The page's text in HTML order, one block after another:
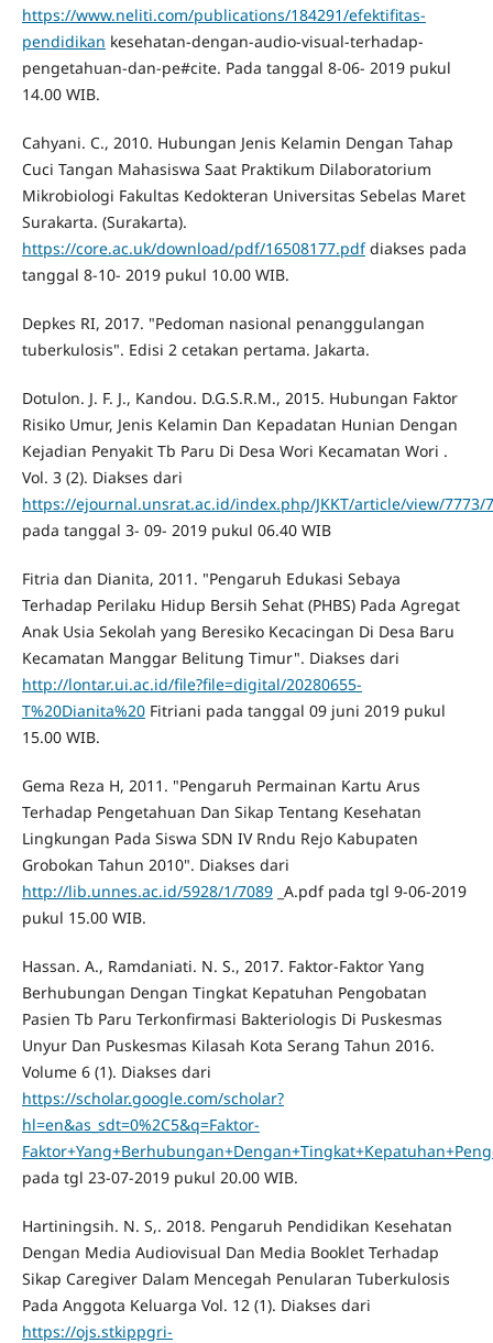
https://www.neliti.com/publications/184291/efektifitas-
pendidikan kesehatan-dengan-audio-visual-terhadap-
pengetahuan-dan-pe#cite. Pada tanggal 8-06- 2019 pukul
14.00 WIB.
Cahyani. C., 2010. Hubungan Jenis Kelamin Dengan Tahap
Cuci Tangan Mahasiswa Saat Praktikum Dilaboratorium
Mikrobiologi Fakultas Kedokteran Universitas Sebelas Maret
Surakarta. (Surakarta).
https://core.ac.uk/download/pdf/16508177.pdfdiakses pada
tanggal 8-10- 2019 pukul 10.00 WIB.
Depkes RI, 2017. "Pedoman nasional penanggulangan
tuberkulosis". Edisi 2 cetakan pertama. Jakarta.
Dotulon. J. F. J., Kandou. D.G.S.R.M., 2015. Hubungan Faktor
Risiko Umur, Jenis Kelamin Dan Kepadatan Hunian Dengan
Kejadian Penyakit Tb Paru Di Desa Wori Kecamatan Wori .
Vol. 3 (2). Diakses dari
https://ejournal.unsrat.ac.id/index.php/JKKT/article/view/7773/
pada tanggal 3- 09- 2019 pukul 06.40 WIB
Fitria dan Dianita, 2011. "Pengaruh Edukasi Sebaya
Terhadap Perilaku Hidup Bersih Sehat (PHBS) Pada Agregat
Anak Usia Sekolah yang Beresiko Kecacingan Di Desa Baru
Kecamatan Manggar Belitung Timur". Diakses dari
http://lontar.ui.ac.id/file?file=digital/20280655-
T%20Dianita%20Fitriani pada tanggal 09 juni 2019 pukul
15.00 WIB.
Gema Reza H, 2011. "Pengaruh Permainan Kartu Arus
Terhadap Pengetahuan Dan Sikap Tentang Kesehatan
Lingkungan Pada Siswa SDN IV Rndu Rejo Kabupaten
Grobokan Tahun 2010". Diakses dari
http://lib.unnes.ac.id/5928/1/7089_A.pdf pada tgl 9-06-2019
pukul 15.00 WIB.
Hassan. A., Ramdaniati. N. S., 2017. Faktor-Faktor Yang
Berhubungan Dengan Tingkat Kepatuhan Pengobatan
Pasien Tb Paru Terkonfirmasi Bakteriologis Di Puskesmas
Unyur Dan Puskesmas Kilasah Kota Serang Tahun 2016.
Volume 6 (1). Diakses dari
https://scholar.google.com/scholar?
hl=en&as_sdt=0%2C5&q=Faktor-
pada tgl 23-07-2019 pukul 20.00 WIB.
Hartiningsih. N. S,. 2018. Pengaruh Pendidikan Kesehatan
Dengan Media Audiovisual Dan Media Booklet Terhadap
Sikap Caregiver Dalam Mencegah Penularan Tuberkulosis
Pada Anggota Keluarga Vol. 12 (1). Diakses dari
https://ojs.stkippgri-